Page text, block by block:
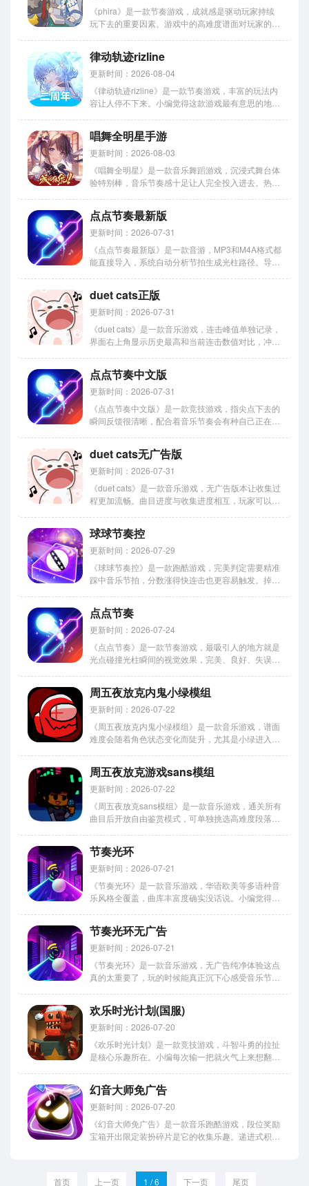
《phira》是一款节奏游戏，成就感是驱动玩家持续
玩下去的重要因素。游戏中的高难度谱面对玩家的反
的过程特别让人上瘾，每次完成困难曲目都像是发现
了隐藏宝藏一样开...
律动轨迹rizline
更新时间：2026-08-04
《律动轨迹rizline》是一款节奏游戏，丰富的玩法内
容让人停不下来。小编觉得这款游戏最有意思的地方
都有独特情绪表达。谱面设计充满创意，让每次游戏
都充满新鲜感...
唱舞全明星手游
更新时间：2026-08-03
《唱舞全明星》是一款音乐舞蹈游戏，沉浸式舞台体
验特别棒，音乐节奏感十足让人完全投入进去。热门
步骤以及可能遇到的问题都给列出来了。 游戏特
色： 1、拥有丰富音...
点点节奏最新版
更新时间：2026-07-31
《点点节奏最新版》是一款音游，MP3和M4A格式都
能直接导入，系统自动分析节拍生成光柱路径。导入
随导入歌曲的封面色调变化。连击超过五十次触发粒
子效果，颜...
duet cats正版
更新时间：2026-07-31
《duet cats》是一款音乐游戏，连击峰值单独记录，
界面右上角显示历史最高和当前连击数值对比，冲击
就知道了。感到兴趣的网友们赶快下载深入了解一下
吧。 Du...
点点节奏中文版
更新时间：2026-07-31
《点点节奏中文版》是一款竞技游戏，指尖点下去的
瞬间反馈很清晰，配合着音乐节奏会有种自己正在演
式、下载失败的处理办法这些都给你们整理好了，需
要的直接拿走。 点点节...
duet cats无广告版
更新时间：2026-07-31
《duet cats》是一款音乐游戏，无广告版本让收集过
程更加流畅。曲目进度与收集进度相互，玩家可以专
不会被弹窗打断节奏。今天小编要介绍的就是无广告
版的下载方...
球球节奏控
更新时间：2026-07-29
《球球节奏控》是一款跑酷游戏，完美判定需要精准
踩中音乐节拍，分数涨得快连击也更容易触发。掉落
了，照着操作就能开始蹦跶。感到兴趣的用户赶快下
载了解了解哦。 球...
点点节奏
更新时间：2026-07-24
《点点节奏》是一款节奏游戏，最吸引人的地方就是
光点碰撞光柱瞬间的视觉效果，完美、良好、失误三
作，入门门槛低但精通难。下载方式已整理好，照着
步骤操作就能体验。 ...
周五夜放克内鬼小绿模组
更新时间：2026-07-22
《周五夜放克内鬼小绿模组》是一款音乐游戏，谱面
难度会随着角色状态变化而陡升，尤其是小绿进入黑
一遍关根本不过瘾。今天小编整理的是这模组的手机
版下载攻略，画质帧率...
周五夜放克游戏sans模组
更新时间：2026-07-22
《周五夜放克sans模组》是一款音乐游戏，通关所有
曲目后开放自由鉴赏模式，可单独挑选高难度段落进
能流畅地反复挑战某个段落，针对性地练操作方便不
方便。 周五夜放...
节奏光环
更新时间：2026-07-21
《节奏光环》是一款音乐游戏，华语欧美等多语种音
乐风格全覆盖，曲库丰富度确实没话说。小编觉得歌
能遇到的问题都列出来了，照着操作基本不会踩坑。
心动的网友赶紧下载了...
节奏光环无广告
更新时间：2026-07-21
《节奏光环》是一款音乐游戏，无广告纯净体验这点
真的太重要了，玩的时候能真正沉下心感受音乐节
的事，安卓苹果的安装方式都整理好了，步骤挺简单
的跟着操作就行。感兴趣...
欢乐时光计划(国服)
更新时间：2026-07-20
《欢乐时光计划》是一款竞技游戏，斗智斗勇的拉扯
是核心乐趣所在。小编每次输一把就火气上来想翻
可能是怪物，这种心理博弈贯穿始终。对局节奏紧凑
刺激，十五分钟左右一局...
幻音大师免广告
更新时间：2026-07-20
《幻音大师免广告》是一款音乐跑酷游戏，段位奖励
宝箱开出限定装扮碎片是它的收集乐趣。递进式积分
解锁让成长曲线平滑上升。段位晋升自动触发，徽章
首页 上一页 1 / 6 下一页 尾页